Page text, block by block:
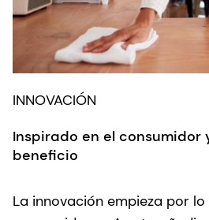
INNOVACIÓN
Inspirado en el consumidor
beneficio
La innovación empieza por